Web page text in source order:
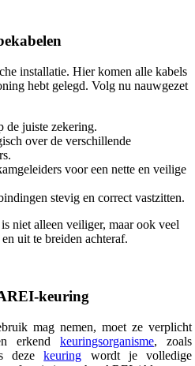
installatie. Hier komen alle kabels
hebt gelegd. Volg nu nauwgezet
de juiste zekering.
over de verschillende
voor een nette en veilige
stevig en correct vastzitten.
niet alleen veiliger, maar ook veel
uit te breiden achteraf.
keuring
mag nemen, moet ze verplicht
erkend keuringsorganisme, zoals
dezekeuring wordt je volledige